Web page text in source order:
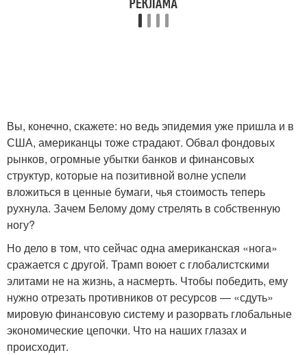
Вы, конечно, скажете: но ведь эпидемия уже пришла и в
США, американцы тоже страдают. Обвал фондовых
рынков, огромные убытки банков и финансовых
структур, которые на позитивной волне успели
вложиться в ценные бумаги, чья стоимость теперь
рухнула. Зачем Белому дому стрелять в собственную
ногу?
Но дело в том, что сейчас одна американская «нога»
сражается с другой. Трамп воюет с глобалистскими
элитами не на жизнь, а насмерть. Чтобы победить, ему
нужно отрезать противников от ресурсов — «сдуть»
мировую финансовую систему и разорвать глобальные
экономические цепочки. Что на наших глазах и
происходит.